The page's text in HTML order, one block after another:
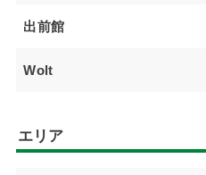
出前館
Wolt
エリア